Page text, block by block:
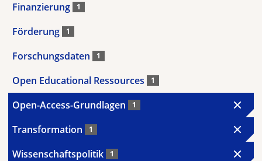
Finanzierung 1
Förderung 1
Forschungsdaten 1
Open Educational Ressources 1
Open-Access-Grundlagen 1
Transformation 1
Wissenschaftspolitik 1